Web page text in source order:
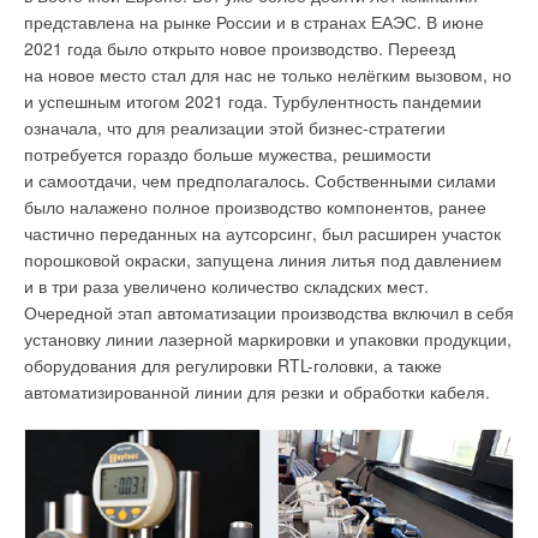
представлена на рынке России и в странах ЕАЭС. В июне
2021 года было открыто новое производство. Переезд
на новое место стал для нас не только нелёгким вызовом, но
и успешным итогом 2021 года. Турбулентность пандемии
означала, что для реализации этой бизнес-стратегии
потребуется гораздо больше мужества, решимости
и самоотдачи, чем предполагалось. Собственными силами
было налажено полное производство компонентов, ранее
частично переданных на аутсорсинг, был расширен участок
порошковой окраски, запущена линия литья под давлением
и в три раза увеличено количество складских мест.
Очередной этап автоматизации производства включил в себя
установку линии лазерной маркировки и упаковки продукции,
оборудования для регулировки RTL-головки, а также
автоматизированной линии для резки и обработки кабеля.
«Русклимат» с марта 2021 года является стратегическим
партнёром Toshiba и определяет ценовую
и дистрибуторскую политику систем кондиционирования
воздуха японской компании на территории России
и Республики Беларусь.
Отмечу, что, как и раньше, однозначного ответа на этот
вопрос нет. Прежде всего необходимо исходить из критериев
оценки и требований, которые возникают на том или ином
объекте.
Попытаемся сегодня повторить этот «подвиг» и проведём
анализ уже современных систем. Анализ будем проводить
с разбивкой на группы критериев сравнения, а именно:
1. Критерии функционально-технологические(степень
выполнения системой заданных функций, поддержание
определённой температуры, влажности, подвижности
и чистоты воздуха и т. д.).
вес, занимаемая площадь, технологичность, удобство
монтажа, расход материалов при монтаже и т. д.).
Критерии эксплуатационно-энергетические
Журнал СОК является информационным партнёром
Форума.
«В свете возросшего внимания к вопросам климатической
повестки использование возобновляемых источников
энергии в энергосистеме приобретает всё большее
значение. При этом важно соблюсти разумный баланс
интересов между надёжностью снабжения потребителя